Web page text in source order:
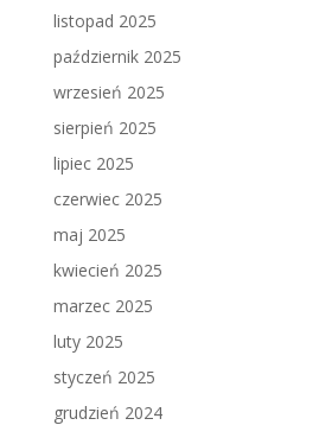
listopad 2025
październik 2025
wrzesień 2025
sierpień 2025
lipiec 2025
czerwiec 2025
maj 2025
kwiecień 2025
marzec 2025
luty 2025
styczeń 2025
grudzień 2024